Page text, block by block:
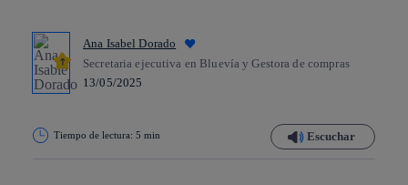
Ana Isabel Dorado
Secretaria ejecutiva en Bluevía y Gestora de compras
13/05/2025
Tiempo de lectura: 5 min Escuchar